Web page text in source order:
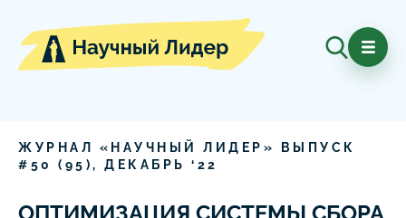
ЖУРНАЛ «НАУЧНЫЙ ЛИДЕР» ВЫПУСК
# 50 ( 95 ), ДЕКАБРЬ ‘ 22